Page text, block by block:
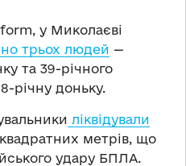
у Миколаєві
трьох людей —
та 39-річного
річну доньку.
ліквідували
метрів, що
удару БПЛА.